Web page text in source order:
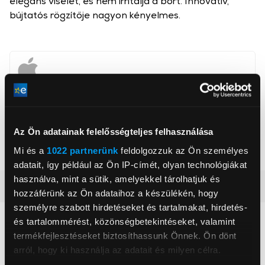
Az Ön adatainak felelősségteljes felhasználása
Mi és a 1022 partnerünk feldolgozzuk az Ön személyes
adatait, így például az Ön IP-címét, olyan technológiákat
használva, mint a sütik, amelyekkel tárolhatjuk és
hozzáférünk az Ön adataihoz a készülékén, hogy
személyre szabott hirdetéseket és tartalmakat, hirdetés-
és tartalommérést, közönségbetekintéseket, valamint
termékfejlesztéseket biztosíthassunk Önnek. Ön dönt
arról, hogy ki használja az adatait és milyen célra.
Apcom Kft
Szín Zöld
bújtatós rögzítője nagyon kényelmes.
Részletes ismertető
Neked ajánljuk